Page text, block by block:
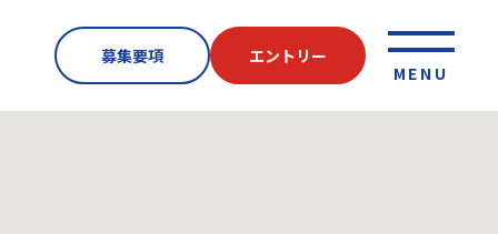
募集要項
エントリー
MENU